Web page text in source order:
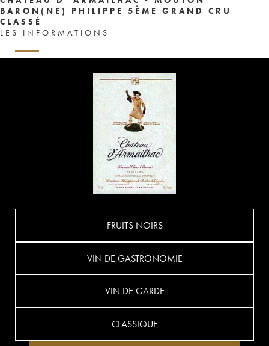
BARON(NE) PHILIPPE 5ÈME GRAND CRU
CLASSÉ
LES INFORMATIONS
FRUITS NOIRS
VIN DE GASTRONOMIE
VIN DE GARDE
CLASSIQUE